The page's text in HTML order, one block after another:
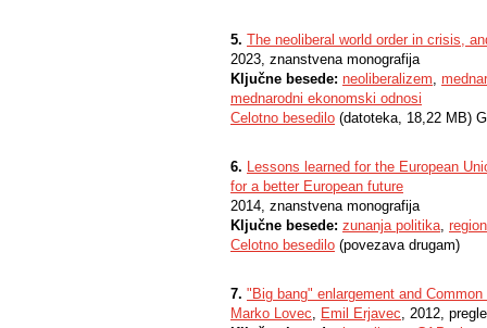
5. The neoliberal world order in crisis,
2023, znanstvena monografija
Ključne besede: neoliberalizem,
mednarodni ekonomski odnosi
Celotno besedilo (datoteka, 18,22 MB)
6. Lessons learned for the European
for a better European future
2014, znanstvena monografija
Ključne besede: zunanja politika,
Celotno besedilo (povezava drugam)
7. "Big bang" enlargement and
Marko Lovec, Emil Erjavec, 2012,